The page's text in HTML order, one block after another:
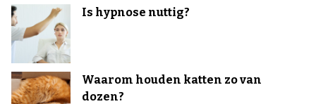
Is hypnose nuttig?
Waarom houden katten zo van
dozen?